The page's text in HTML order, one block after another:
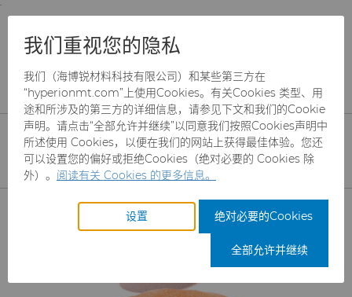
;
and information are based on this region.
Close Change region
CBN颗粒
合成金刚石颗粒
合成金刚石颗粒可提供均匀一致的切割表
面，从而提高锯切和研磨应用的精度、性能
和生产效率。
我们重视您的隐私
我们（海博锐材料科技有限公司）和某些第三方在
“hyperionmt.com”上使用Cookies。有关Cookies 类型、用
途和所涉及的第三方的详细信息，请参见下文和我们的Cookie
声明。请点击“全部允许并继续”以同意我们按照Cookies声明中
所述使用 Cookies，以便在我们的网站上获得最佳体验。您还
可以设置您的偏好或拒绝Cookies（绝对必要的 Cookies 除
外）。 阅读有关 Cookies 的更多信息。
设置 绝对必要的Cookies
全部允许并继续